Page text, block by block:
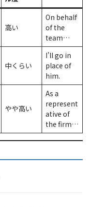
高い
On behalf
of the
team…
中くらい
I’ll go in
place of
him.
やや高い
As a
represent
ative of
the firm…